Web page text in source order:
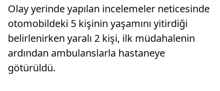
Olay yerinde yapılan incelemeler neticesinde
otomobildeki 5 kişinin yaşamını yitirdiği
belirlenirken yaralı 2 kişi, ilk müdahalenin
ardından ambulanslarla hastaneye
götürüldü.